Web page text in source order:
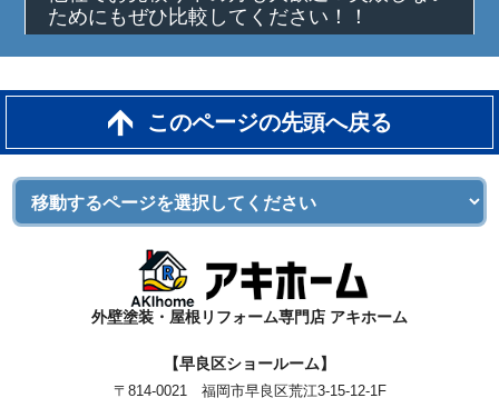
ためにもぜひ比較してください！！
このページの先頭へ戻る
外壁塗装・屋根リフォーム専門店 アキホーム
【早良区ショールーム】
〒814-0021 福岡市早良区荒江3-15-12-1F